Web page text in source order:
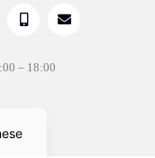
– 18:00